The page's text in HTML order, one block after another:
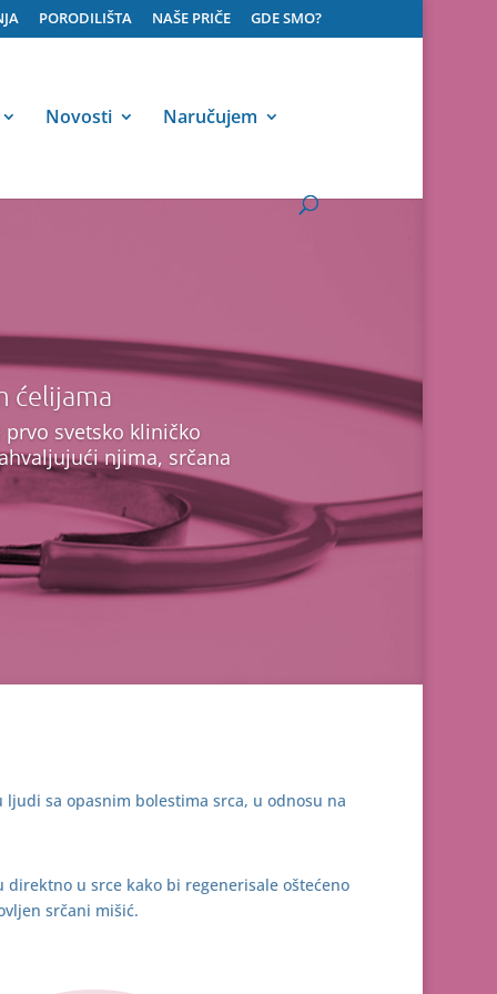
PORODILIŠTA NAŠE PRIČE GDE SMO?
Novosti Naručujem
ćelijama
svetsko kliničko
njima, srčana
sa opasnim bolestima srca, u odnosu na
u srce kako bi regenerisale oštećeno
srčani mišić.